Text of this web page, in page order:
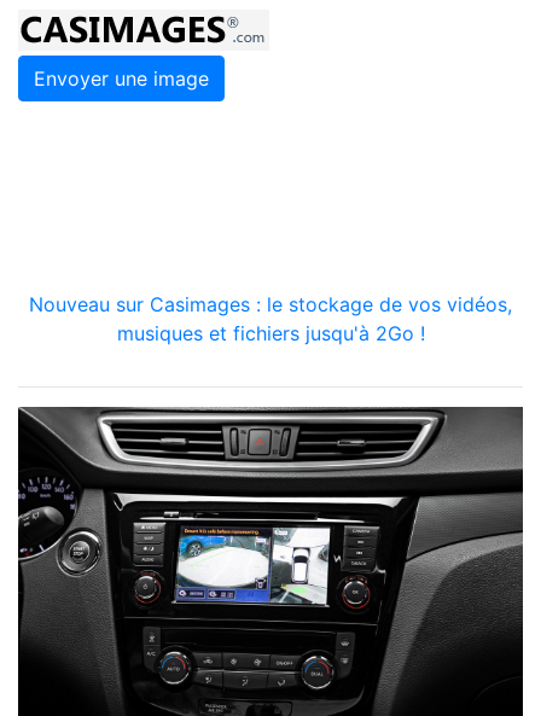
Envoyer une image
Nouveau sur Casimages : le stockage de vos vidéos,
musiques et fichiers jusqu'à 2Go !